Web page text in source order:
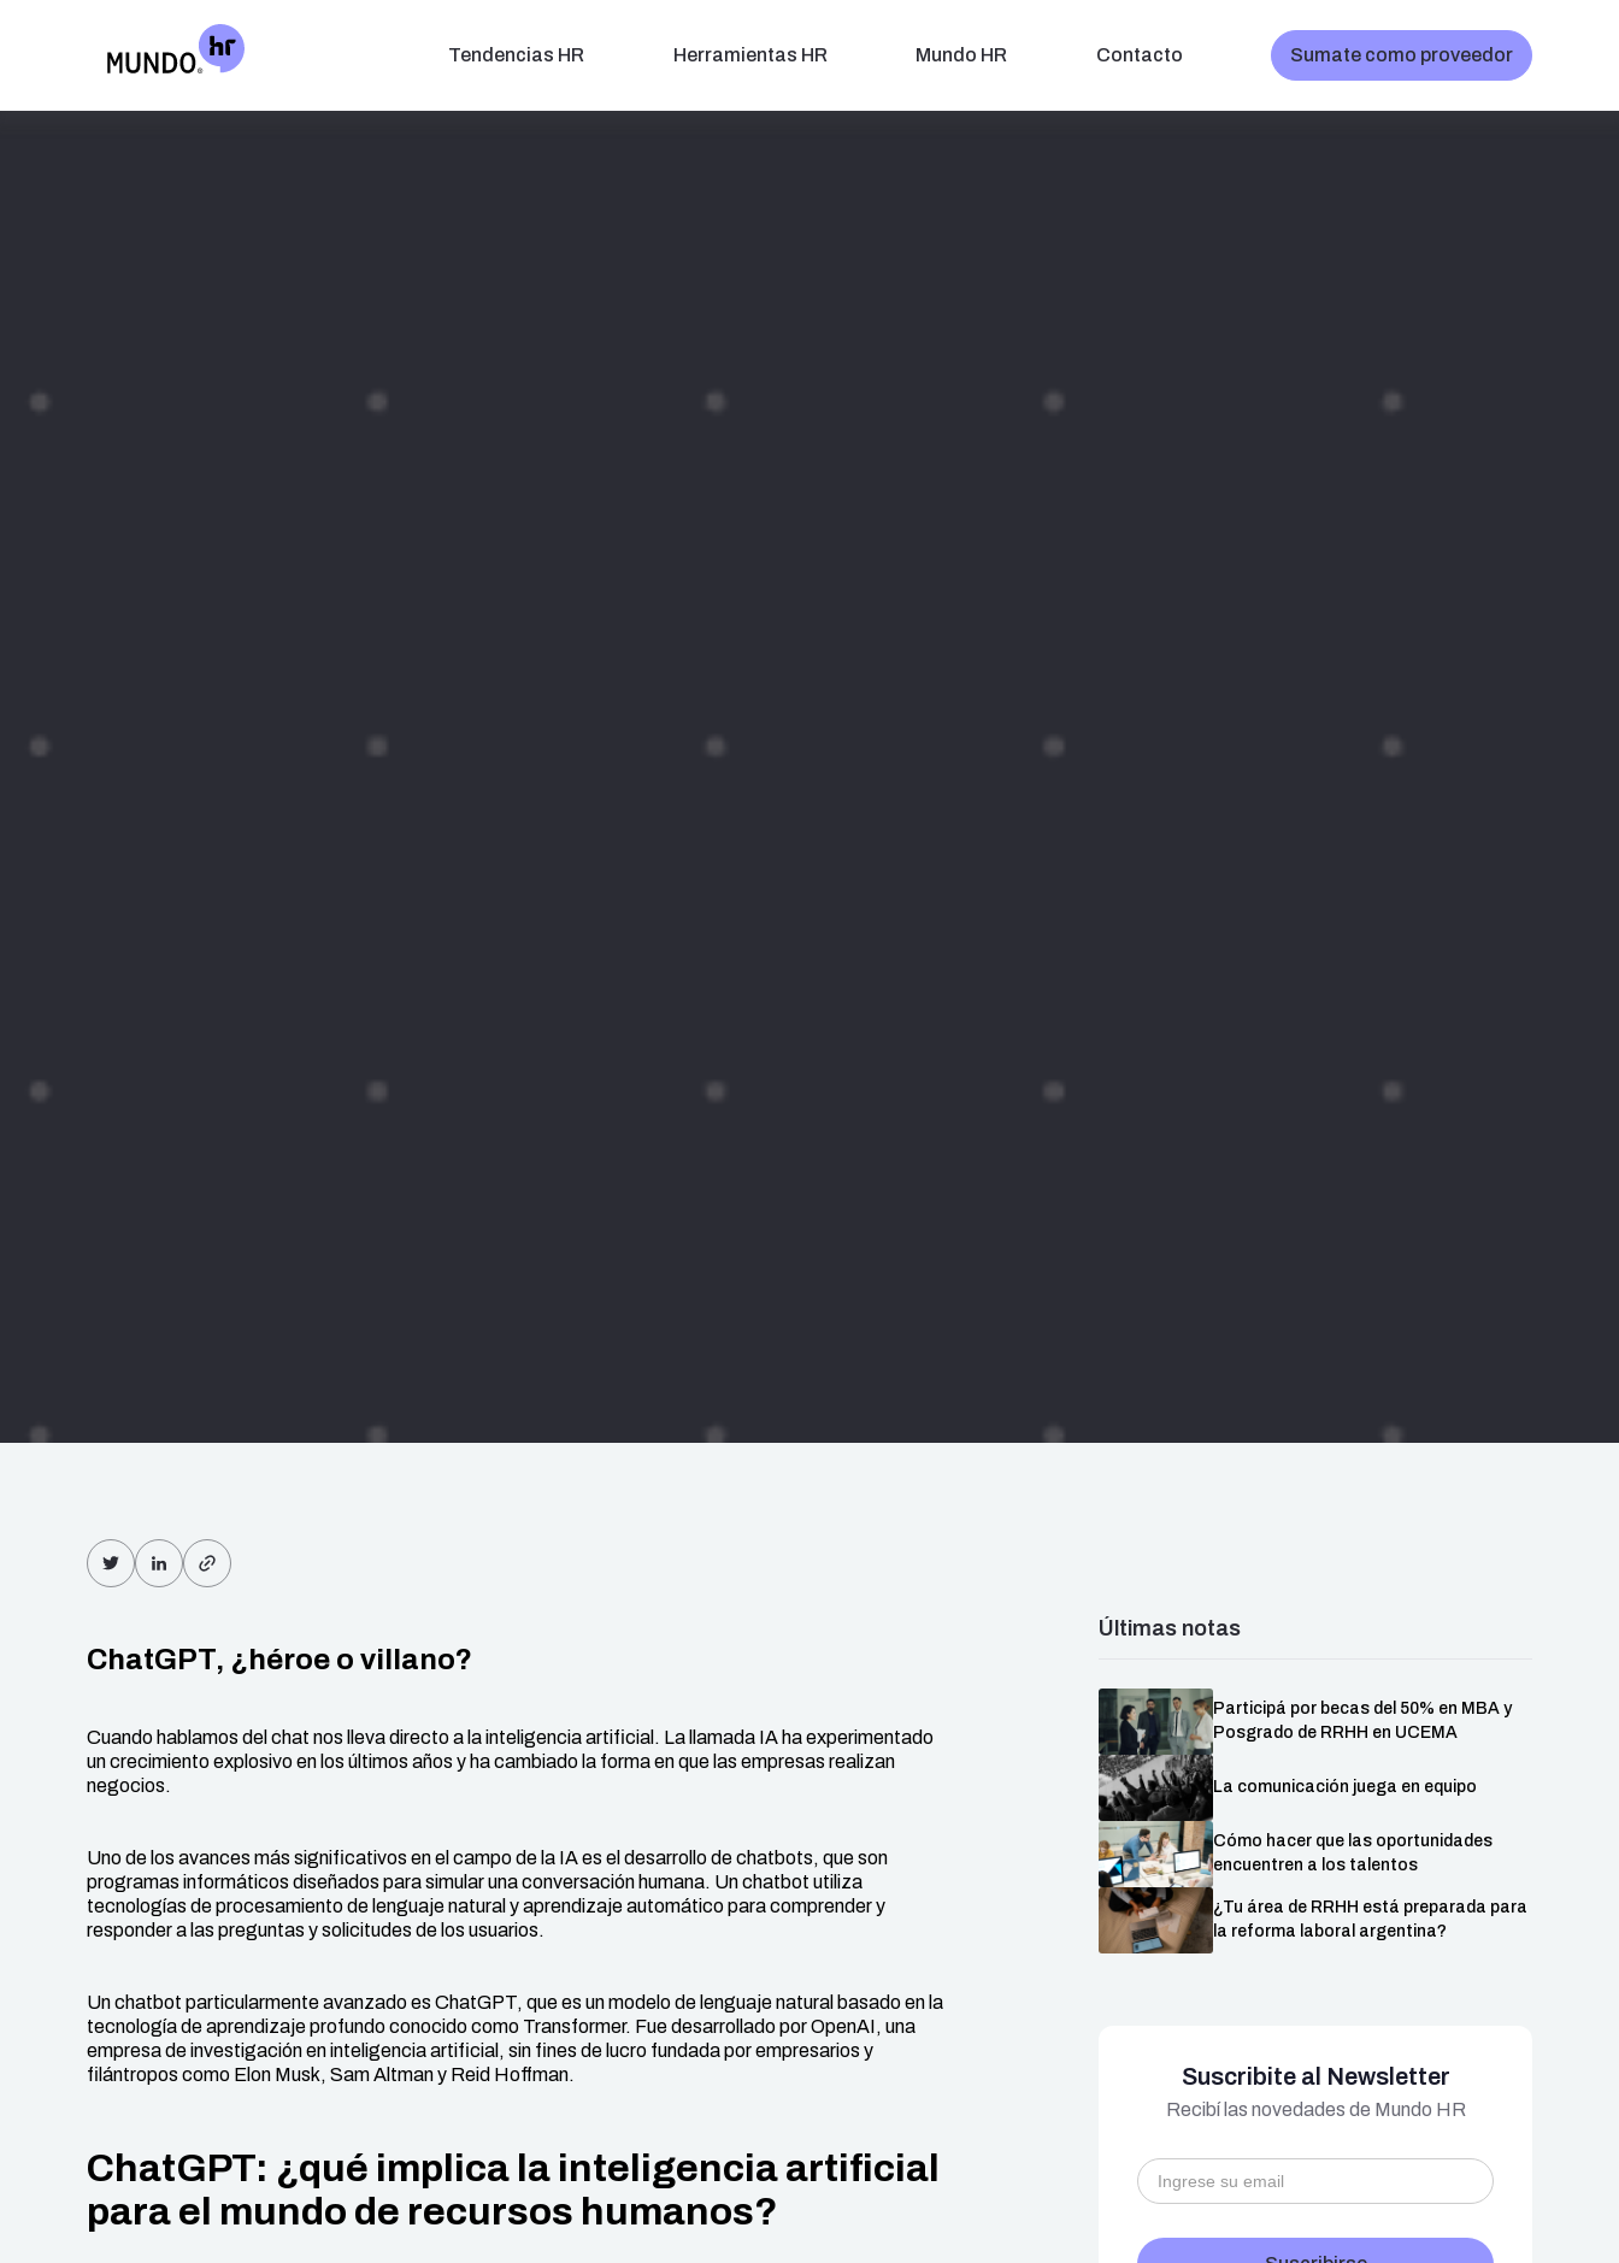
Tendencias HR Herramientas HR Mundo HR Contacto Sumate como proveedor
ChatGPT, ¿héroe o villano?
Cuando hablamos del chat nos lleva directo a la inteligencia artificial. La llamada IA ha experimentado
un crecimiento explosivo en los últimos años y ha cambiado la forma en que las empresas realizan
negocios.
Uno de los avances más significativos en el campo de la IA es el desarrollo de chatbots, que son
programas informáticos diseñados para simular una conversación humana. Un chatbot utiliza
tecnologías de procesamiento de lenguaje natural y aprendizaje automático para comprender y
responder a las preguntas y solicitudes de los usuarios.
Un chatbot particularmente avanzado es ChatGPT, que es un modelo de lenguaje natural basado en la
tecnología de aprendizaje profundo conocido como Transformer. Fue desarrollado por OpenAI, una
empresa de investigación en inteligencia artificial, sin fines de lucro fundada por empresarios y
filántropos como Elon Musk, Sam Altman y Reid Hoffman.
ChatGPT: ¿qué implica la inteligencia artificial
para el mundo de recursos humanos?
Últimas notas
Participá por becas del 50% en MBA y
Posgrado de RRHH en UCEMA
La comunicación juega en equipo
Cómo hacer que las oportunidades
encuentren a los talentos
¿Tu área de RRHH está preparada para
la reforma laboral argentina?
Suscribite al Newsletter
Recibí las novedades de Mundo HR